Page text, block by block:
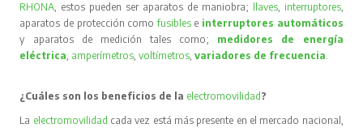
RHONA, estos pueden ser aparatos de maniobra; llaves, interruptores,
aparatos de protección comofusibles e interruptores automáticos
y aparatos de medición tales como; medidores de energía
eléctrica, amperímetros,voltímetros,variadores de frecuencia.
¿Cuáles son los beneficios de la electromovilidad ?
La electromovilidad cada vez está más presente en el mercado nacional,